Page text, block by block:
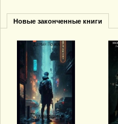
Новые законченные книги